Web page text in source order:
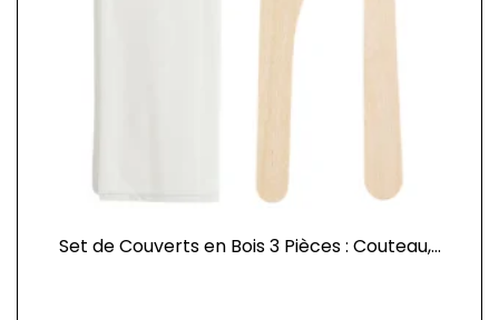
Set de Couverts en Bois 3 Pièces : Couteau,...